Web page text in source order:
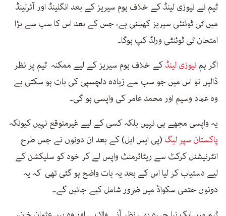
ٹیم نے نیوزی لینڈ کے خلاف ہوم سیریز کے بعد انگلینڈ اور آئرلینڈ
میں ٹی ٹوئنٹی سیریز کھیلنی ہے، جس کے بعد اس کا سب سے بڑا
امتحان ٹی ٹوئنٹی ورلڈ کپ ہوگا۔
اگر ہم نیوزی لینڈکے خلاف ہوم سیریز کے لیے ممکنہ ٹیم پر نظر
ڈالیں تو اس میں جو سب سے زیادہ دلچسپی کی بات ہو سکتی ہے
وہ عماد وسیم اور محمد عامر کی واپسی ہو گی۔
یہ واپسی مجھے ہی نہیں بلکہ کسی کے لیے غیرمتوقع نہیں کیونکہ
پاکستان سپر لیگ (پی ایس ایل) کے بعد ان دونوں نے جس طرح
انٹرنیشنل کرکٹ سے ریٹائرمنٹ واپس لے کر خود کو سلیکشن کے
لیے دستیاب کر لیا اس کے بعد یہ بات واضح ہو گئی تھی کہ یہ
دونوں حتمی سکواڈ میں ضرور شامل کیے جائیں گے۔